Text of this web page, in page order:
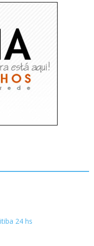
24 hs